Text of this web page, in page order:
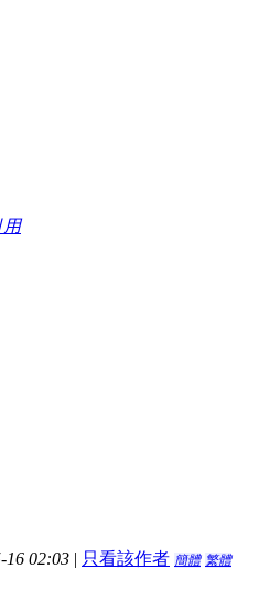
用
16 02:03 | 只看該作者 簡體 繁體